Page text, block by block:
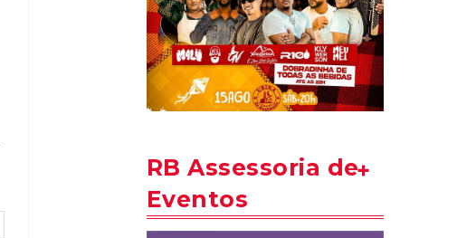
RB Assessoria de
Eventos